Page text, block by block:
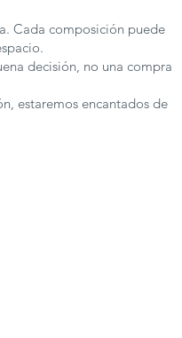
Cada composición puede
decisión, no una compra
estaremos encantados de